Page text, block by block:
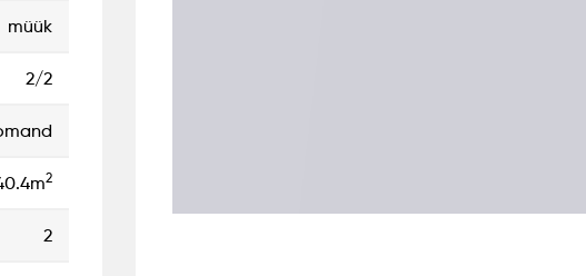
müük
2/2
2
2